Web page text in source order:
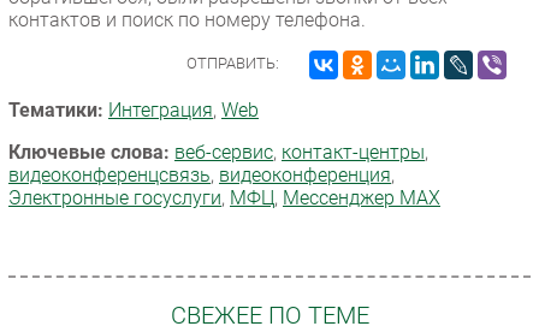
контактов и поиск по номеру телефона.
ОТПРАВИТЬ:
Тематики: Интеграция, Web
Ключевые слова: веб-сервис, контакт-центры,
видеоконференцсвязь, видеоконференция,
Электронные госуслуги, МФЦ, Мессенджер MAX
СВЕЖЕЕ ПО ТЕМЕ